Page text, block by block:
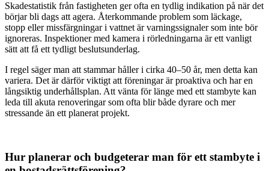
Skadestatistik från fastigheten ger ofta en tydlig indikation på när det
börjar bli dags att agera. Återkommande problem som läckage,
stopp eller missfärgningar i vattnet är varningssignaler som inte bör
ignoreras. Inspektioner med kamera i rörledningarna är ett vanligt
sätt att få ett tydligt beslutsunderlag.
I regel säger man att stammar håller i cirka 40–50 år, men detta kan
variera. Det är därför viktigt att föreningar är proaktiva och har en
långsiktig underhållsplan. Att vänta för länge med ett stambyte kan
leda till akuta renoveringar som ofta blir både dyrare och mer
stressande än ett planerat projekt.
Hur planerar och budgeterar man för ett stambyte i